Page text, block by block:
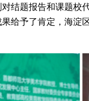
结题报告和课题校
给予了肯定，海淀